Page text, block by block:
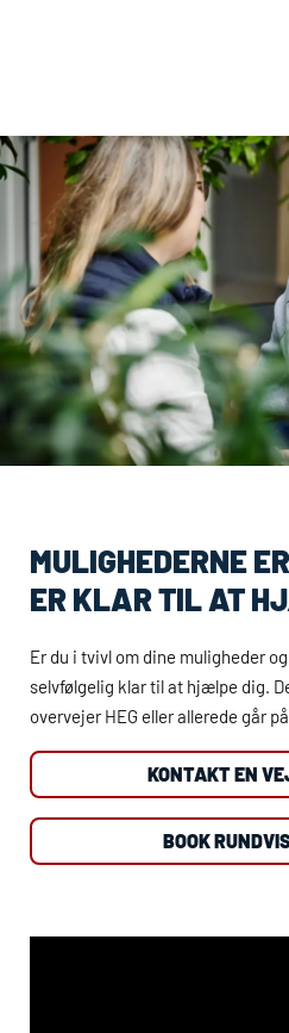
MULIGHEDERNE
ER KLAR TIL AT
Er du i tvivl om dine muligheder
selvfølgelig klar til at hjælpe dig.
overvejerHEG eller allerede går
KONTAKT EN
BOOK